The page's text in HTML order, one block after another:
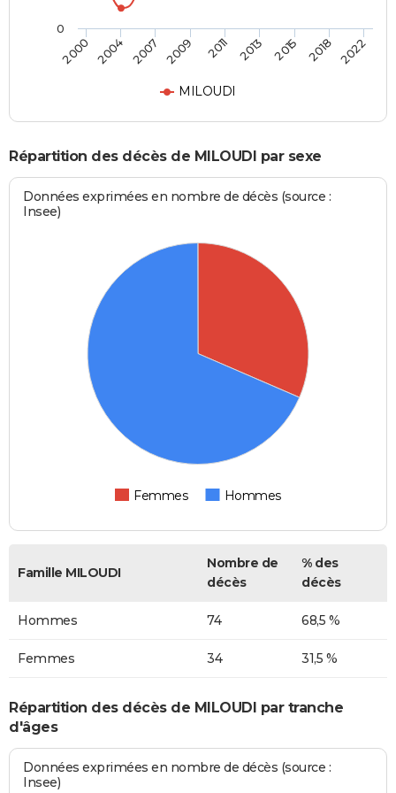
MILOUDI
2000 2004 2007 2009 2011 2013 2015 2018 2022
0
Répartition des décès de MILOUDI par sexe
Données exprimées en nombre de décès (source :
Insee)
Femmes Hommes
Famille MILOUDI
Nombre de
décès
% des
décès
Hommes 74 68,5 %
Femmes 34 31,5 %
Répartition des décès de MILOUDI par tranche
d'âges
Données exprimées en nombre de décès (source :
Insee)